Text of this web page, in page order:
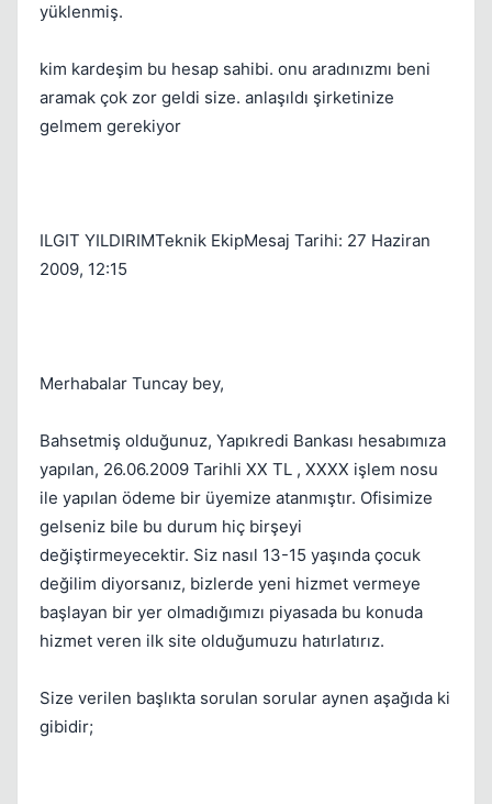
yüklenmiş.
kim kardeşim bu hesap sahibi. onu aradınızmı beni
aramak çok zor geldi size. anlaşıldı şirketinize
gelmem gerekiyor
ILGIT YILDIRIMTeknik EkipMesaj Tarihi: 27 Haziran
2009, 12:15
Merhabalar Tuncay bey,
Bahsetmiş olduğunuz, Yapıkredi Bankası hesabımıza
yapılan, 26.06.2009 Tarihli XX TL , XXXX işlem nosu
ile yapılan ödeme bir üyemize atanmıştır. Ofisimize
gelseniz bile bu durum hiç birşeyi
değiştirmeyecektir. Siz nasıl 13-15 yaşında çocuk
değilim diyorsanız, bizlerde yeni hizmet vermeye
başlayan bir yer olmadığımızı piyasada bu konuda
hizmet veren ilk site olduğumuzu hatırlatırız.
Size verilen başlıkta sorulan sorular aynen aşağıda ki
gibidir;